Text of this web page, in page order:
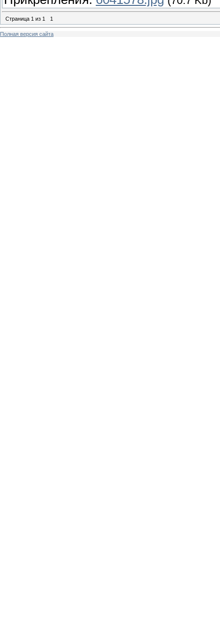
Страница 1 из 1 1
Полная версия сайта